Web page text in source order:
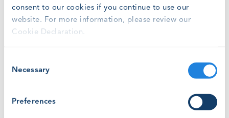
consent to our cookies if you continue to use our
website. For more information, please review our
Cookie Declaration.
Selection
Necessary
Preferences
Aprenderá a realizar auditorías a los centros que
quieran impartir formación GWO, poniendo en
práctica las técnicas incluidas en el presente
curso. Estoincluye tanto la capacidad de llevar a
cabo una auditoria de certificación inicial como
la extensión de una certificación existente
recertificación cuando sea necesario